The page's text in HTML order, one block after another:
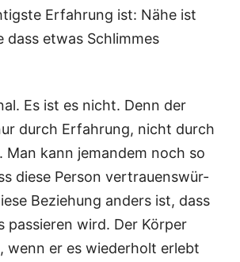
Erfah­rung ist: Nähe ist
dass etwas Schlim­mes
Es ist es nicht. Denn der
durch Erfah­rung, nicht durch
Man kann jeman­dem noch so
die­se Per­son ver­trau­ens­wür­
Bezie­hung anders ist, dass
pas­sie­ren wird. Der Kör­per
wenn er es wie­der­holt erlebt